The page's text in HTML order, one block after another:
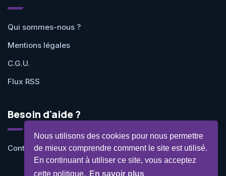
Nous utilisons des cookies pour nous permettre
de mieux comprendre comment le site est utilisé.
En continuant à utiliser ce site, vous acceptez
cette politique.
En savoir plus
Qui sommes-nous ?
Mentions légales
C.G.U.
Flux RSS
Besoin d'aide ?
Contactez-nous